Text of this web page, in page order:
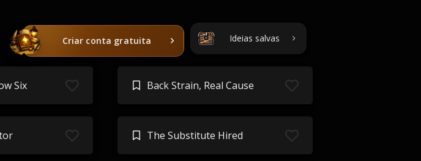
Criar conta gratuita Ideias salvas
Six Back Strain, Real Cause
The Substitute Hired